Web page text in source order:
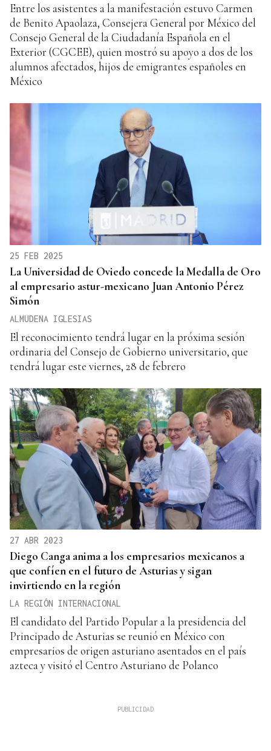
Entre los asistentes a la manifestación estuvo Carmen
de Benito Apaolaza, Consejera General por México del
Consejo General de la Ciudadanía Española en el
Exterior (CGCEE), quien mostró su apoyo a dos de los
alumnos afectados, hijos de emigrantes españoles en
México
25 FEB 2025
La Universidad de Oviedo concede la Medalla de Oro
al empresario astur-mexicano Juan Antonio Pérez
Simón
ALMUDENA IGLESIAS
El reconocimiento tendrá lugar en la próxima sesión
ordinaria del Consejo de Gobierno universitario, que
tendrá lugar este viernes, 28 de febrero
27 ABR 2023
Diego Canga anima a los empresarios mexicanos a
que confíen en el futuro de Asturias y sigan
invirtiendo en la región
LA REGIÓN INTERNACIONAL
El candidato del Partido Popular a la presidencia del
Principado de Asturias se reunió en México con
empresarios de origen asturiano asentados en el país
azteca y visitó el Centro Asturiano de Polanco